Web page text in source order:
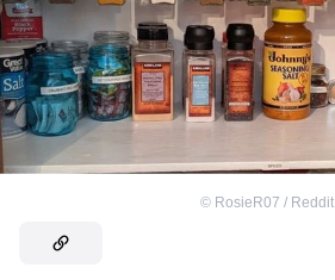
© RosieR07 / Reddit